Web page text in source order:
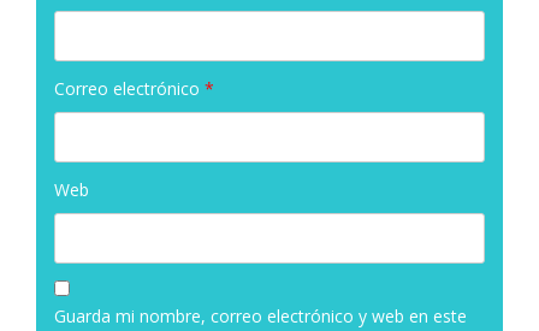
Correo electrónico *
Web
Guarda mi nombre, correo electrónico y web en este